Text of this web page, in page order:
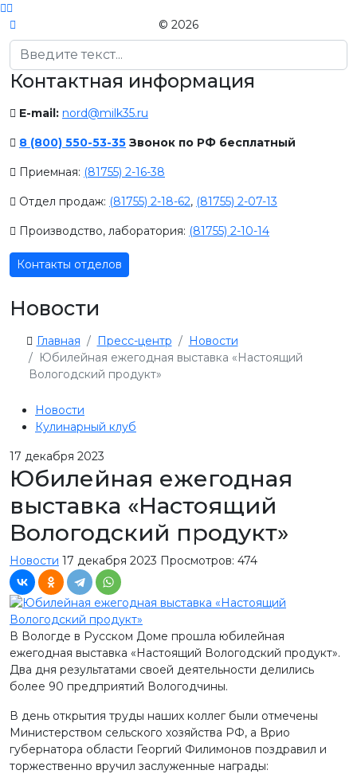
© 2026
Поиск
Контактная информация
E-mail: nord@milk35.ru
8 (800) 550-53-35 Звонок по РФ бесплатный
Приемная: (81755) 2-16-38
Отдел продаж: (81755) 2-18-62, (81755) 2-07-13
Производство, лаборатория: (81755) 2-10-14
Контакты отделов
Новости
Главная Пресс-центр
Новости
Юбилейная ежегодная выставка «Настоящий
Вологодский продукт»
Новости
Кулинарный клуб
17 декабря 2023
Юбилейная ежегодная
выставка «Настоящий
Вологодский продукт»
Новости 17 декабря 2023 Просмотров: 474
В Вологде в Русском Доме прошла юбилейная
ежегодная выставка «Настоящий Вологодский продукт».
Два дня результатами своей деятельности делились
более 90 предприятий Вологодчины.
В день открытия труды наших коллег были отмечены
Министерством сельского хозяйства РФ, а Врио
губернатора области Георгий Филимонов поздравил и
торжественно вручил заслуженные награды: